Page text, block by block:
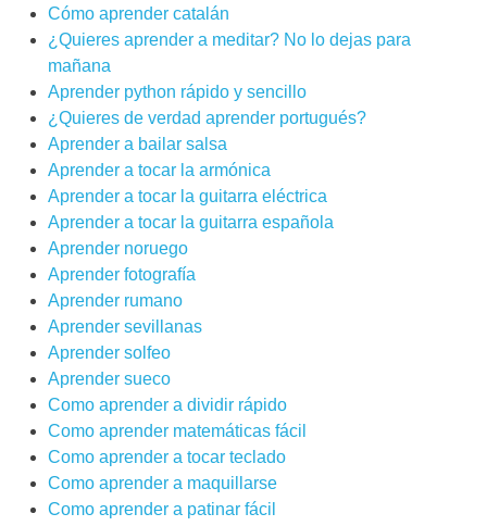
Cómo aprender catalán
¿Quieres aprender a meditar? No lo dejas para
mañana
Aprender python rápido y sencillo
¿Quieres de verdad aprender portugués?
Aprender a bailar salsa
Aprender a tocar la armónica
Aprender a tocar la guitarra eléctrica
Aprender a tocar la guitarra española
Aprender noruego
Aprender fotografía
Aprender rumano
Aprender sevillanas
Aprender solfeo
Aprender sueco
Como aprender a dividir rápido
Como aprender matemáticas fácil
Como aprender a tocar teclado
Como aprender a maquillarse
Como aprender a patinar fácil